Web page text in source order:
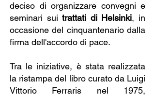
deciso di organizzare convegni e
seminari suitrattati di Helsinki, in
occasione del cinquantenario dalla
firma dell'accordo di pace.
Tra le iniziative, è stata realizzata
la ristampa del libro curato da Luigi
Vittorio Ferraris nel 1975,